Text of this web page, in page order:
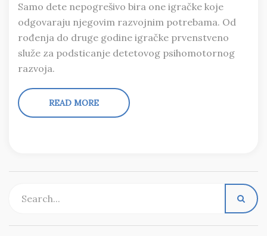
Samo dete nepogrešivo bira one igračke koje
odgovaraju njegovim razvojnim potrebama. Od
rođenja do druge godine igračke prvenstveno
služe za podsticanje detetovog psihomotornog
razvoja.
READ MORE